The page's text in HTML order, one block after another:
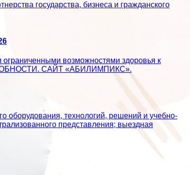
государства, бизнеса и гражданского
возможностями здоровья к
САЙТ «АБИЛИМПИКС».
оборудования, технологий, решений и учебно-
представления; выездная